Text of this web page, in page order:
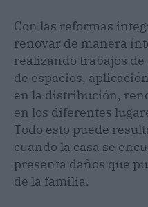
Con las reformas
renovar de manera
realizando trabajos
de espacios,
en la distribución,
en los diferentes
Todo esto puede
cuando la casa se
presenta daños que
de la familia.